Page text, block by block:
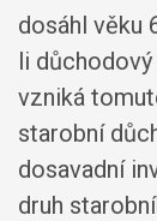
dosáhl věku
li
vzniká
starobní
dosavadní
druh